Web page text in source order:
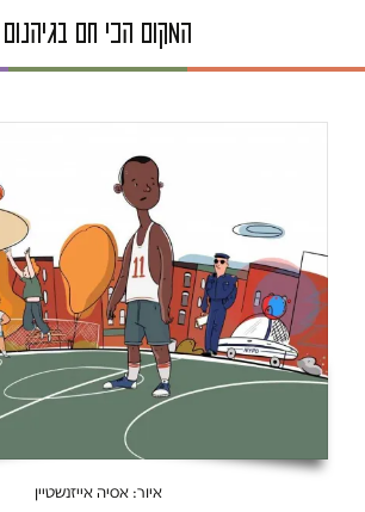
איור: אסיה אייזנשטיין